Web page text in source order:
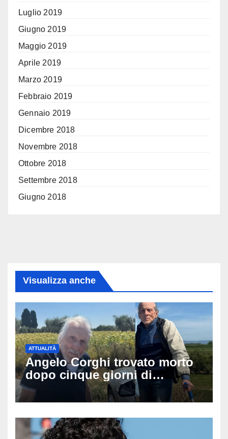
Luglio 2019
Giugno 2019
Maggio 2019
Aprile 2019
Marzo 2019
Febbraio 2019
Gennaio 2019
Dicembre 2018
Novembre 2018
Ottobre 2018
Settembre 2018
Giugno 2018
Visualizza anche
ATTUALITÀ
Angelo Corghi trovato morto
dopo cinque giorni di
ricerche: il giallo dell’80enne
scomparso dopo essere